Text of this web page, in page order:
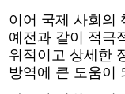
이어 국제 사회의
예전과 같이 적극
위적이고 상세한
방역에 큰 도움이